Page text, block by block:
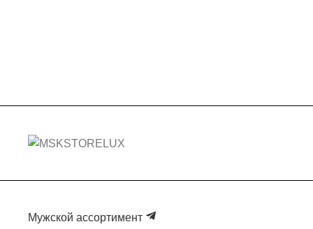
Мужской ассортимент